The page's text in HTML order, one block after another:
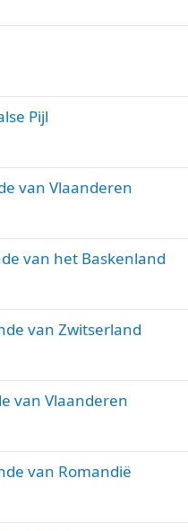
Pijl
van Vlaanderen
van het Baskenland
van Zwitserland
van Vlaanderen
van Romandië